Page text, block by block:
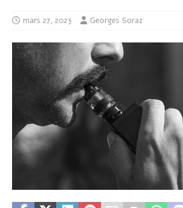
mars 27, 2023 Georges Soraz